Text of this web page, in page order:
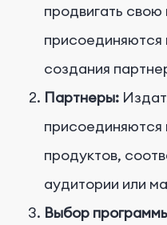
продвигать
присоединяются
создания
Партнеры:
присоединяются
продуктов,
аудитории или
Выбор